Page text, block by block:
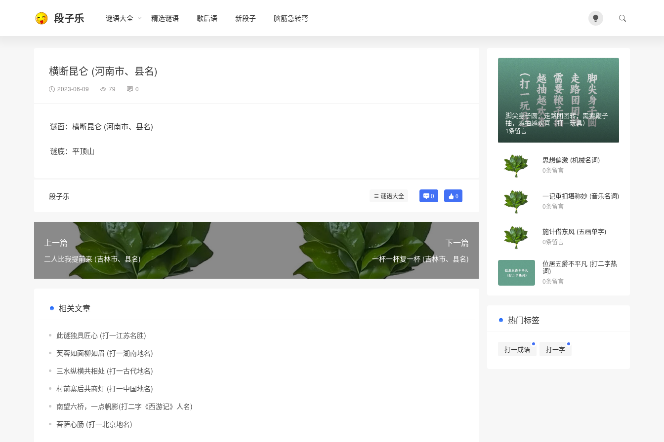
段子乐 谜语大全 精选谜语 歇后语 新段子 脑筋急转弯
横断昆仑 (河南市、县名)
2023-06-09 79 0
谜面：横断昆仑 (河南市、县名)
谜底：平顶山
段子乐 谜语大全 0 0
上一篇
二人比我提前来 (吉林市、县名)
下一篇
一杯一杯复一杯 (吉林市、县名)
相关文章
此谜独具匠心 (打一江苏名胜)
芙蓉如面柳如眉 (打一湖南地名)
三水纵横共相处 (打一古代地名)
村前寨后共商灯 (打一中国地名)
南望六桥，一点帆影(打二字《西游记》人名)
菩萨心肠 (打一北京地名)
脚尖身子圆，走路团团转，需要鞭子
抽，越抽越欢喜（打一玩具）
1条留言
思想偏激 (机械名词)
0条留言
一记重扣堪称妙 (音乐名词)
0条留言
施计借东风 (五画单字)
0条留言
位居五爵不平凡 (打二字热
词)
0条留言
热门标签
打一成语 打一字